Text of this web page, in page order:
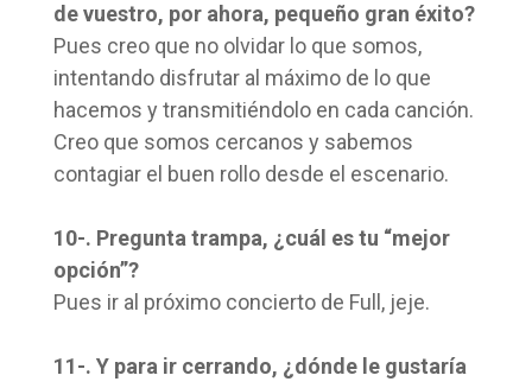
de vuestro, por ahora, pequeño gran éxito?
Pues creo que no olvidar lo que somos,
intentando disfrutar al máximo de lo que
hacemos y transmitiéndolo en cada canción.
Creo que somos cercanos y sabemos
contagiar el buen rollo desde el escenario.
10-. Pregunta trampa, ¿cuál es tu “mejor
opción”?
Pues ir al próximo concierto de Full, jeje.
11-. Y para ir cerrando, ¿dónde le gustaría